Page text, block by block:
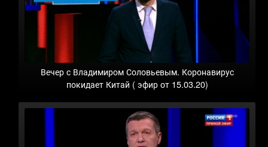
Вечер с Владимиром Соловьевым. Коронавирус
покидает Китай ( эфир от 15.03.20)